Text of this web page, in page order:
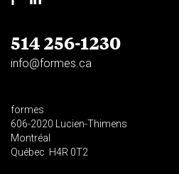
514 256-1230
info@formes.ca
formes
606-2020 Lucien-Thimens
Montréal
Québec H4R 0T2